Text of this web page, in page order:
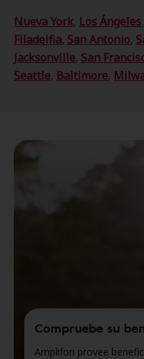
Nueva York, Los Ángeles,
Filadelfia, San Antonio,
Jacksonville, San
Seattle, Baltimore,
Compruebe su
Amplifon provee